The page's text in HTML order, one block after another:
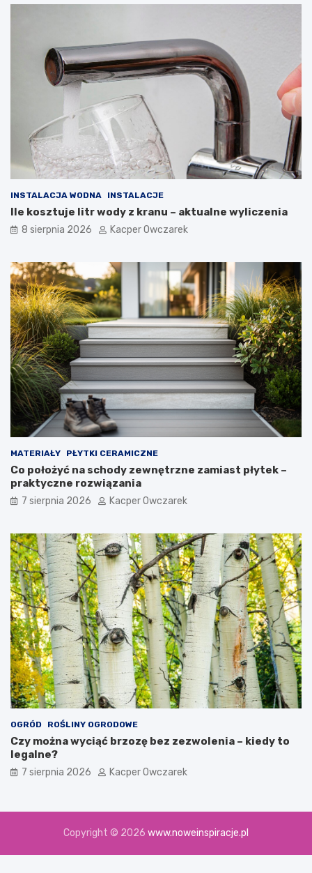
INSTALACJA WODNA INSTALACJE
Ile kosztuje litr wody z kranu – aktualne wyliczenia
8 sierpnia 2026 Kacper Owczarek
MATERIAŁY PŁYTKI CERAMICZNE
Co położyć na schody zewnętrzne zamiast płytek –
praktyczne rozwiązania
7 sierpnia 2026 Kacper Owczarek
OGRÓD ROŚLINY OGRODOWE
Czy można wyciąć brzozę bez zezwolenia – kiedy to
legalne?
7 sierpnia 2026 Kacper Owczarek
Copyright © 2026 www.noweinspiracje.pl